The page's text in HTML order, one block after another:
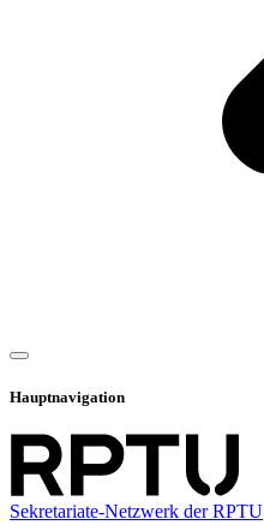
Hauptnavigation
Sekretariate-Netzwerk der RPTU